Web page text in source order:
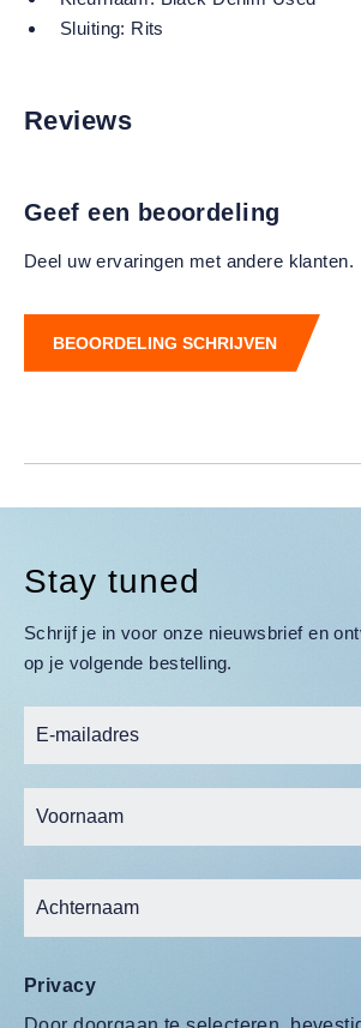
Sluiting: Rits
Reviews
Geef een beoordeling
Deel uw ervaringen met andere klanten.
BEOORDELING SCHRIJVEN
Stay tuned
Schrijf je in voor onze nieuwsbrief en
op je volgende bestelling.
Privacy